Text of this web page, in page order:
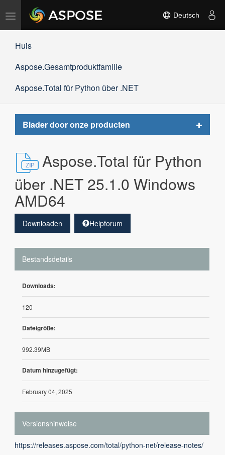
Navigation
umschalten
Deutsch
Huis
Aspose.Gesamtproduktfamilie
Aspose.Total für Python über .NET
Blader door onze producten
Toggle
Aspose.Total für Python
über .NET 25.1.0 Windows
AMD64
Downloaden Helpforum
Bestandsdetails
Downloads:
120
Dateigröße:
992.39MB
Datum hinzugefügt:
February 04, 2025
Versionshinweise
https://releases.aspose.com/total/python-net/release-notes/